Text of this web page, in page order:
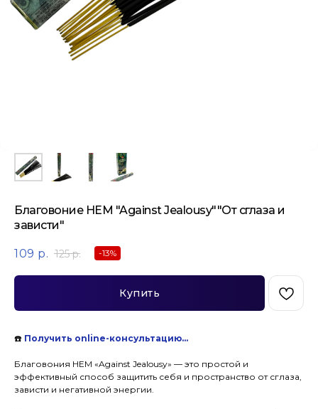
Благовоние HEM "Against Jealousy""От сглаза и
зависти"
109 р. 125 р. -13%
Купить
☎️ Получить online-консультацию…
Благовония HEM «Against Jealousy» — это простой и
эффективный способ защитить себя и пространство от сглаза,
зависти и негативной энергии.